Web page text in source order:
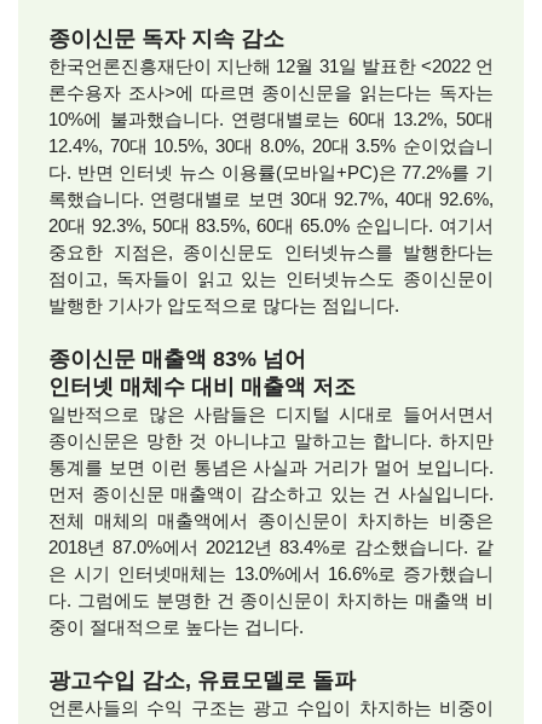
종이신문 독자 지속 감소
한국언론진흥재단이 지난해 12월 31일 발표한 <2022 언
론수용자 조사>에 따르면 종이신문을 읽는다는 독자는
10%에 불과했습니다. 연령대별로는 60대 13.2%, 50대
12.4%, 70대 10.5%, 30대 8.0%, 20대 3.5% 순이었습니
다. 반면 인터넷 뉴스 이용률(모바일+PC)은 77.2%를 기
록했습니다. 연령대별로 보면 30대 92.7%, 40대 92.6%,
20대 92.3%, 50대 83.5%, 60대 65.0% 순입니다. 여기서
중요한 지점은, 종이신문도 인터넷뉴스를 발행한다는
점이고, 독자들이 읽고 있는 인터넷뉴스도 종이신문이
발행한 기사가 압도적으로 많다는 점입니다.
종이신문 매출액 83% 넘어
인터넷 매체수 대비 매출액 저조
일반적으로 많은 사람들은 디지털 시대로 들어서면서
종이신문은 망한 것 아니냐고 말하고는 합니다. 하지만
통계를 보면 이런 통념은 사실과 거리가 멀어 보입니다.
먼저 종이신문 매출액이 감소하고 있는 건 사실입니다.
전체 매체의 매출액에서 종이신문이 차지하는 비중은
2018년 87.0%에서 20212년 83.4%로 감소했습니다. 같
은 시기 인터넷매체는 13.0%에서 16.6%로 증가했습니
다. 그럼에도 분명한 건 종이신문이 차지하는 매출액 비
중이 절대적으로 높다는 겁니다.
광고수입 감소, 유료모델로 돌파
언론사들의 수익 구조는 광고 수입이 차지하는 비중이